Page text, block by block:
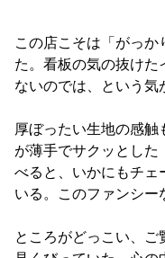
この店こそは「がっ
た。看板の気の抜けた
ないのでは、という気
厚ぼったい生地の感
が薄手でサクッとした
べると、いかにもチェ
いる。このファンシー
ところがどっこい、ご